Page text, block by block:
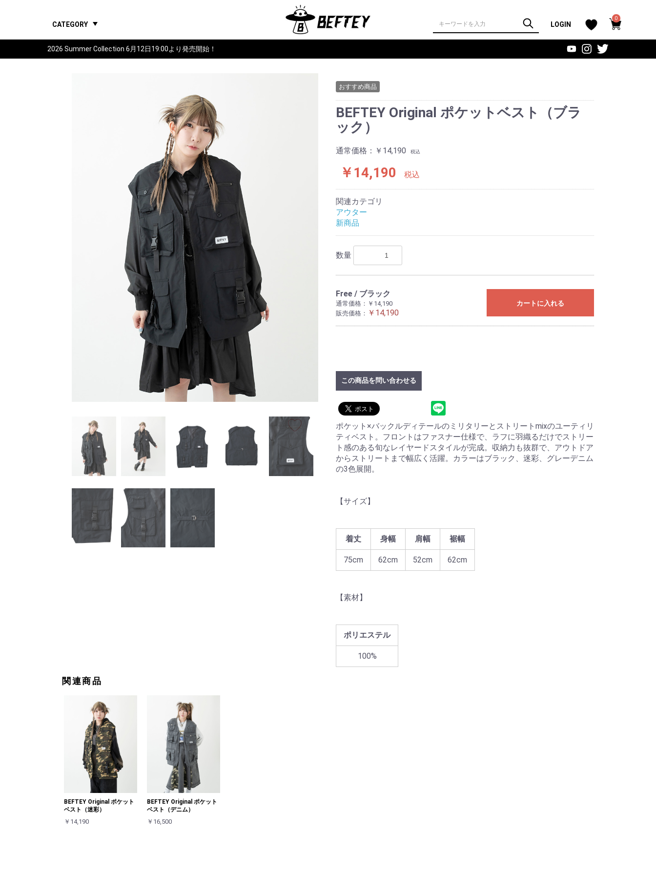
LOGIN
0
2026 Summer Collection 6月12日19:00より発売開始！
CATEGORY
おすすめ商品
BEFTEY Original ポケットベスト（ブラ
ック）
通常価格： ￥14,190 税込
￥14,190 税込
関連カテゴリ
アウター
新商品
Free / ブラック
通常価格：￥14,190
販売価格： ￥14,190
カートに入れる
数量
この商品を問い合わせる
ポケット×バックルディテールのミリタリーとストリートmixのユーティリ
ティベスト。フロントはファスナー仕様で、ラフに羽織るだけでストリー
ト感のある旬なレイヤードスタイルが完成。収納力も抜群で、アウトドア
からストリートまで幅広く活躍。カラーはブラック、迷彩、グレーデニム
の3色展開。
【サイズ】
着丈 身幅 肩幅 裾幅
75cm 62cm 52cm 62cm
【素材】
ポリエステル
100%
関連商品
BEFTEY Original ポケット
ベスト（迷彩）
￥14,190
BEFTEY Original ポケット
ベスト（デニム）
￥16,500